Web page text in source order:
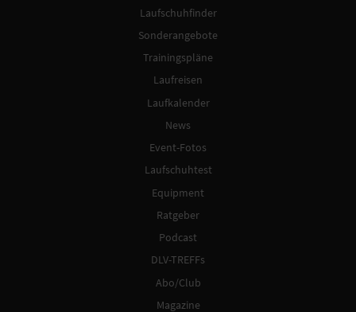
Laufschuhfinder
Sonderangebote
Trainingspläne
Laufreisen
Laufkalender
News
Event-Fotos
Laufschuhtest
Equipment
Ratgeber
Podcast
DLV-TREFFs
Abo/Club
Magazine